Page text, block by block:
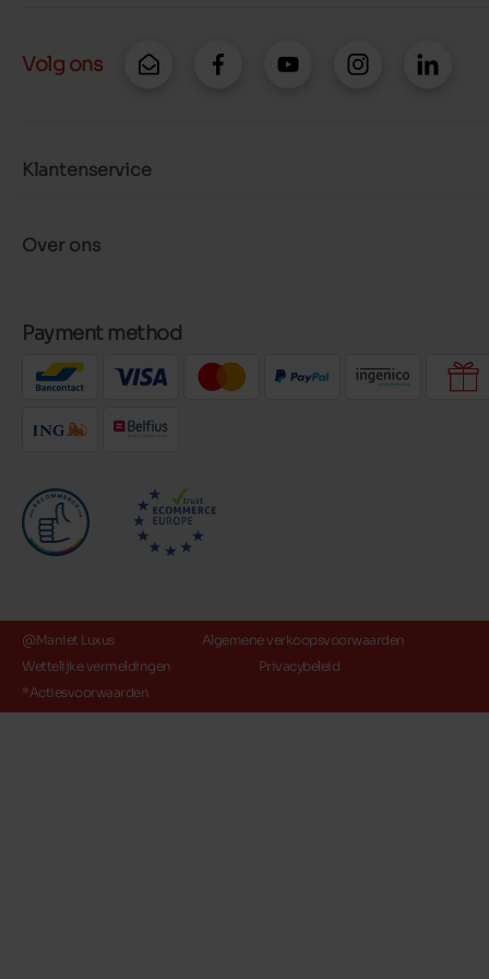
Volg ons
Klantenservice
Over ons
Payment method
@Maniet Luxus
Algemene verkoopsvoorwaarden
Wettelijke vermeldingen
Privacybeleid
*Actiesvoorwaarden